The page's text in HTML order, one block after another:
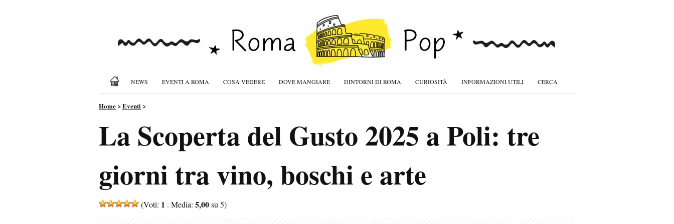
NEWS EVENTI A ROMA COSA VEDERE DOVE MANGIARE DINTORNI DI ROMA CURIOSITÀ INFORMAZIONI UTILI CERCA
Home>Eventi>
La Scoperta del Gusto 2025 a Poli: tre
giorni tra vino, boschi e arte
(Voti: 1 . Media: 5,00su 5)